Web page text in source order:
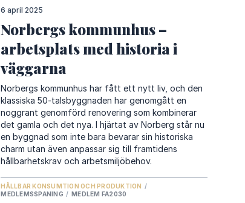
6 april 2025
Norbergs kommunhus –
arbetsplats med historia i
väggarna
Norbergs kommunhus har fått ett nytt liv, och den
klassiska 50-talsbyggnaden har genomgått en
noggrant genomförd renovering som kombinerar
det gamla och det nya. I hjärtat av Norberg står nu
en byggnad som inte bara bevarar sin historiska
charm utan även anpassar sig till framtidens
hållbarhetskrav och arbetsmiljöbehov.
HÅLLBAR KONSUMTION OCH PRODUKTION /
MEDLEMSSPANING / MEDLEM FA2030